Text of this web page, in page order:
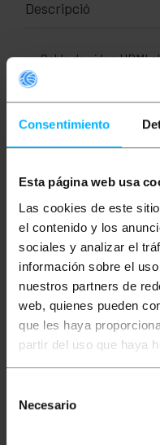
Consentimiento
Esta página web usa
Las cookies de este
el contenido y los
sociales y analizar el
información sobre el
nuestros partners de
web, quienes pueden
que les haya
partir del uso que haya
Necesario
Descripció
Cable de vídeo HDMI
super-pla per a
ser utilitzat per
càmeres OEM,
especificacions
Ideal per ser
Disposa de
en ambdós
Longitud del
Mides i pesos
Pes brut: 10 g
alçada): 6.0 x
Mides del